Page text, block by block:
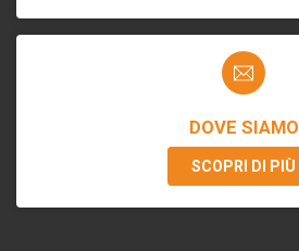
DOVE SIAMO
SCOPRI DI PIÙ